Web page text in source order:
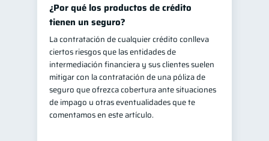
¿Por qué los productos de crédito
tienen un seguro?
La contratación de cualquier crédito conlleva
ciertos riesgos que las entidades de
intermediación financiera y sus clientes suelen
mitigar con la contratación de una póliza de
seguro que ofrezca cobertura ante situaciones
de impago u otras eventualidades que te
comentamos en este artículo.